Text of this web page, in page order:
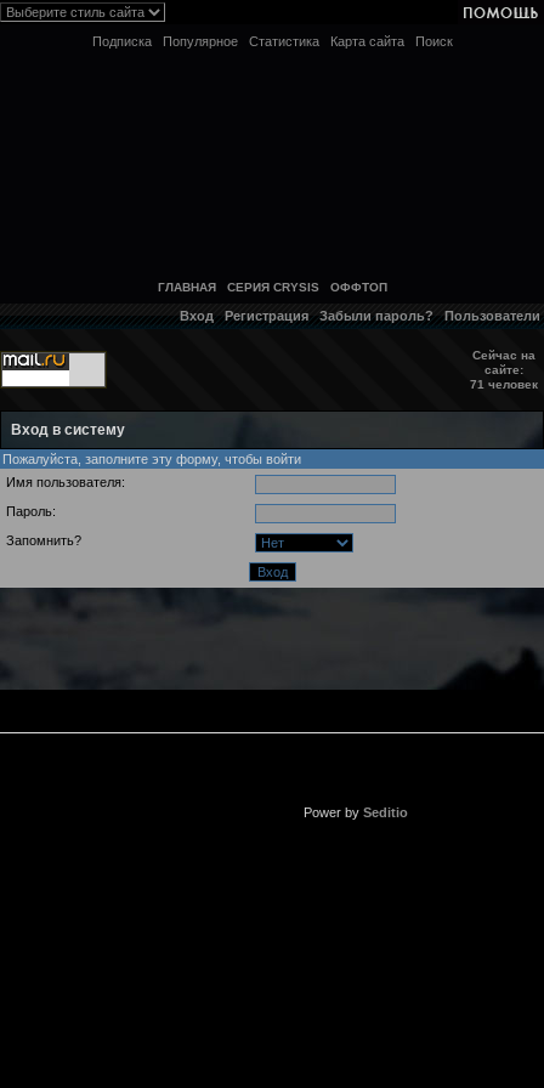
Подписка Популярное Статистика Карта сайта Поиск
ГЛАВНАЯ СЕРИЯ CRYSIS ОФФТОП
Вход Регистрация Забыли пароль? Пользователи
Сейчас на
сайте:
71 человек
Вход в систему
Пожалуйста, заполните эту форму, чтобы войти
Имя пользователя:
Пароль:
Запомнить?
Power by Seditio